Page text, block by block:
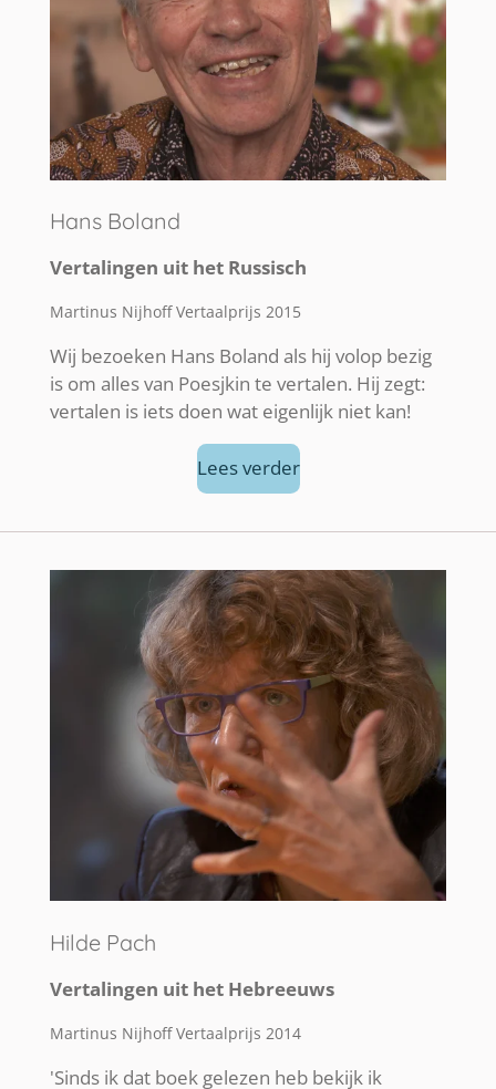
Hans Boland
Vertalingen uit het Russisch
Martinus Nijhoff Vertaalprijs 2015
Wij bezoeken Hans Boland als hij volop bezig
is om alles van Poesjkin te vertalen. Hij zegt:
vertalen is iets doen wat eigenlijk niet kan!
Lees verder
Hilde Pach
Vertalingen uit het Hebreeuws
Martinus Nijhoff Vertaalprijs 2014
'Sinds ik dat boek gelezen heb bekijk ik